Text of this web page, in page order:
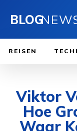
BLOG
REISEN
Viktor
Hoe
Waar